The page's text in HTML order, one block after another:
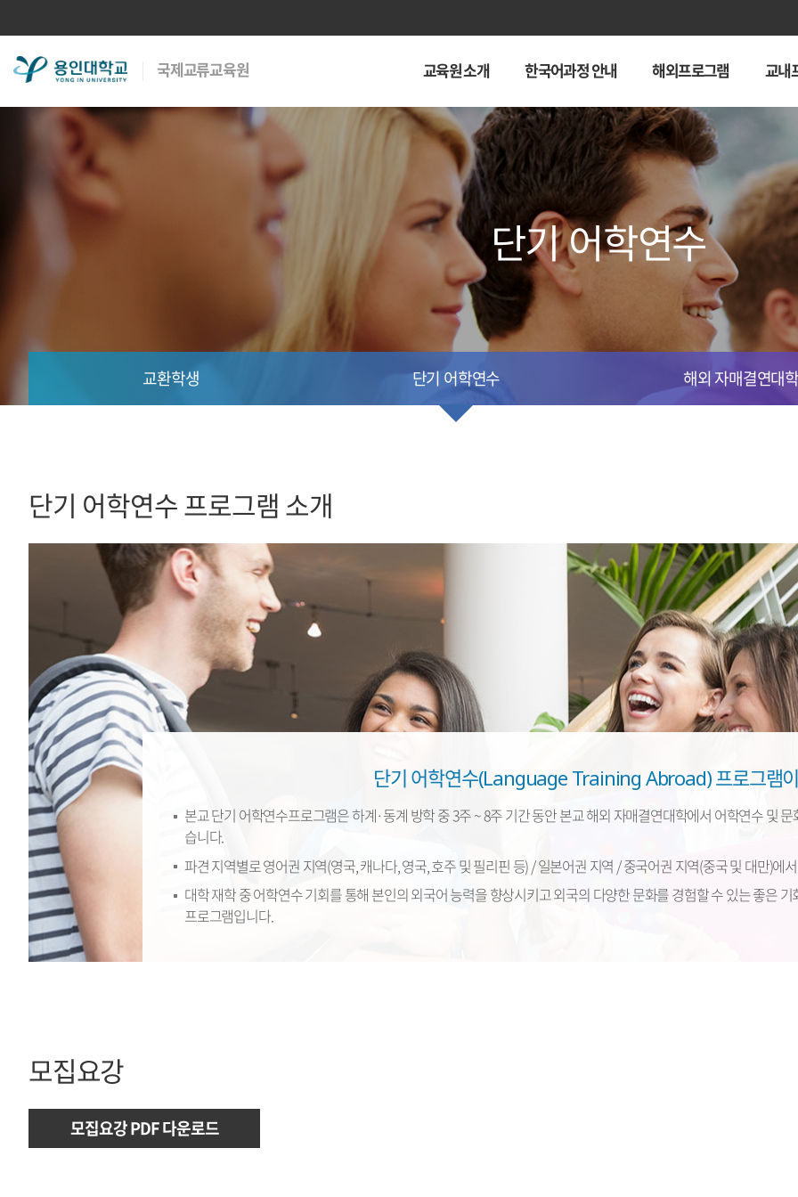
용
인
국제교류교육원 교육원 소개 한국어과정 안내 해외프로그램 교내
단기 어학연수
교환학생 단기 어학연수 해외 자매결연대
단기 어학연수 프로그램 소개
단기 어학연수(Language Training Abroad) 프로그램
본교 단기 어학연수프로그램은 하계·동계 방학 중 3주 ~ 8주 기간 동안 본교 해외 자매결연대학에서 어학연수 및
습니다.
파견 지역별로 영어권 지역(영국, 캐나다, 영국, 호주 및 필리핀 등) / 일본어권 지역 / 중국어권 지역(중국 및 대만)에
대학 재학 중 어학연수 기회를 통해 본인의 외국어 능력을 향상시키고 외국의 다양한 문화를 경험할 수 있는 좋은
프로그램입니다.
모집요강
모집요강 PDF 다운로드